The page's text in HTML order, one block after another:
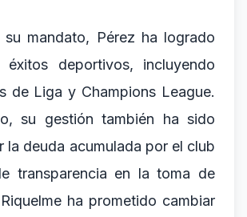
su mandato, Pérez ha logrado
éxitos deportivos, incluyendo
de Liga y Champions League.
su gestión también ha sido
la deuda acumulada por el club
transparencia en la toma de
ha prometido cambiar